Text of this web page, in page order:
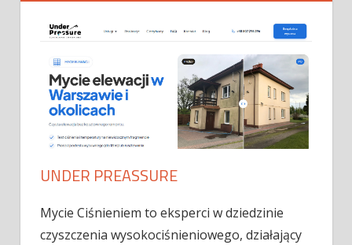
UNDER PREASSURE
Mycie Ciśnieniem to eksperci w dziedzinie
czyszczenia wysokociśnieniowego, działający